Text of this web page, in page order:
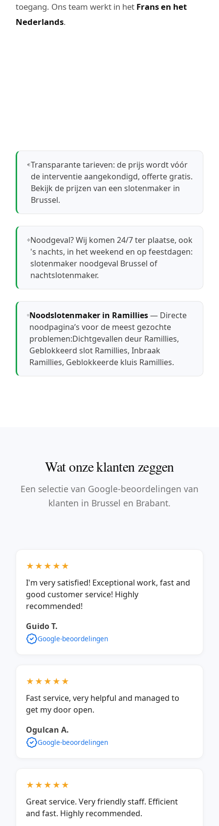
toegang. Ons team werkt in het Frans en het
Nederlands.
Transparante tarieven: de prijs wordt vóór
de interventie aangekondigd, offerte gratis.
Bekijk de prijzen van een slotenmaker in
Brussel.
Noodgeval? Wij komen 24/7 ter plaatse, ook
's nachts, in het weekend en op feestdagen:
slotenmaker noodgeval Brussel of
nachtslotenmaker.
Noodslotenmaker in Ramillies— Directe
noodpagina’s voor de meest gezochte
problemen:Dichtgevallen deur Ramillies,
Geblokkeerd slot Ramillies,Inbraak
Ramillies, Geblokkeerde kluis Ramillies.
Wat onze klanten zeggen
Een selectie van Google-beoordelingen van
klanten in Brussel en Brabant.
★★★★★
I'm very satisfied! Exceptional work, fast and
good customer service! Highly
recommended!
Guido T.
Google-beoordelingen
★★★★★
Fast service, very helpful and managed to
get my door open.
Ogulcan A.
Google-beoordelingen
★★★★★
Great service. Very friendly staff. Efficient
and fast. Highly recommended.